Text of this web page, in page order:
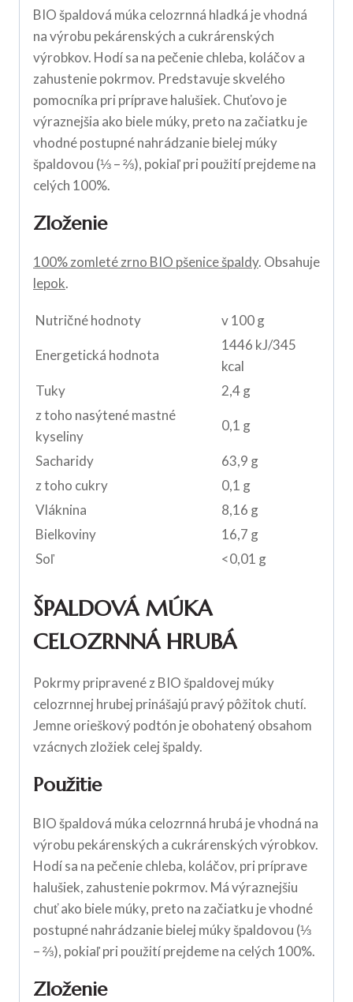
BIO špaldová múka celozrnná hladká je vhodná
na výrobu pekárenských a cukrárenských
výrobkov. Hodí sa na pečenie chleba, koláčov a
zahustenie pokrmov. Predstavuje skvelého
pomocníka pri príprave halušiek. Chuťovo je
výraznejšia ako biele múky, preto na začiatku je
vhodné postupné nahrádzanie bielej múky
špaldovou (⅓ – ⅔), pokiaľ pri použití prejdeme na
celých 100%.
Zloženie
100% zomleté zrno BIO pšenice špaldy. Obsahuje
lepok.
Nutričné hodnoty v 100 g
Energetická hodnota
1446 kJ/345
kcal
Tuky
2,4 g
z toho nasýtené mastné
kyseliny
0,1 g
Sacharidy
63,9 g
z toho cukry
0,1 g
Vláknina
8,16 g
Bielkoviny
16,7 g
Soľ
<0,01 g
ŠPALDOVÁ MÚKA
CELOZRNNÁ HRUBÁ
Pokrmy pripravené z BIO špaldovej múky
celozrnnej hrubej prinášajú pravý pôžitok chutí.
Jemne orieškový podtón je obohatený obsahom
vzácnych zložiek celej špaldy.
Použitie
BIO špaldová múka celozrnná hrubá je vhodná na
výrobu pekárenských a cukrárenských výrobkov.
Hodí sa na pečenie chleba, koláčov, pri príprave
halušiek, zahustenie pokrmov. Má výraznejšiu
chuť ako biele múky, preto na začiatku je vhodné
postupné nahrádzanie bielej múky špaldovou (⅓
– ⅔), pokiaľ pri použití prejdeme na celých 100%.
Zloženie